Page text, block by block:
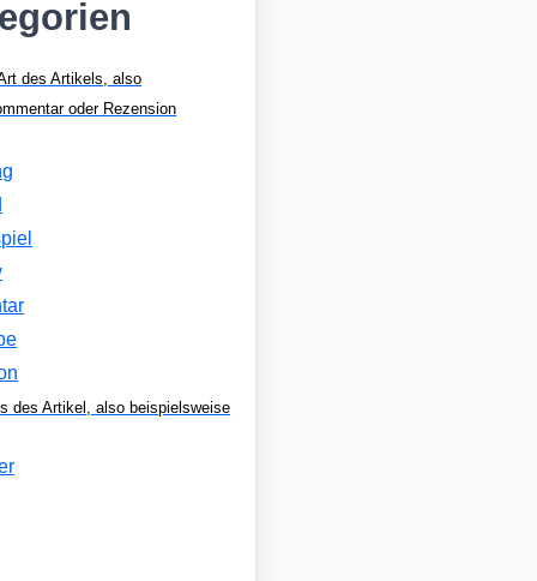
des Artikels, also
oder Rezension
des Artikel, also beispielsweise